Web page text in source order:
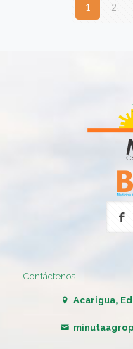
1 2
Contáctenos
Acarigua,